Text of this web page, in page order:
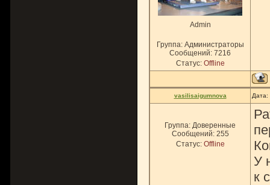
Admin
Группа: Администраторы
Сообщений: 7216
Статус: Offline
vasilisaigumnova
Группа: Доверенные
Сообщений: 255
Статус: Offline
У
к